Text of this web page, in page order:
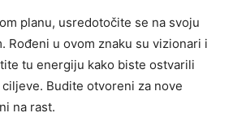
planu, usredotočite se na svoju
Rođeni u ovom znaku su vizionari i
tu energiju kako biste ostvarili
Budite otvoreni za nove
na rast.